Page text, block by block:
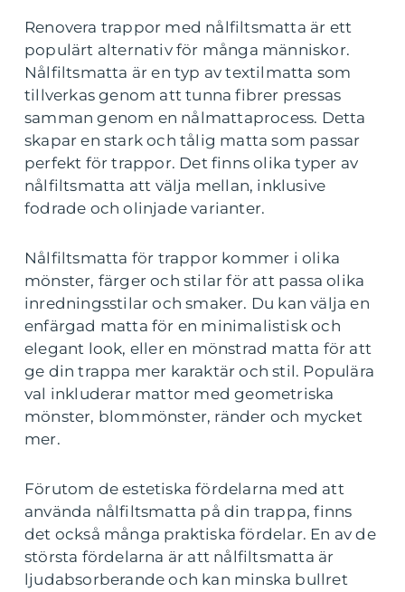
Renovera trappor med nålfiltsmatta är ett
populärt alternativ för många människor.
Nålfiltsmatta är en typ av textilmatta som
tillverkas genom att tunna fibrer pressas
samman genom en nålmattaprocess. Detta
skapar en stark och tålig matta som passar
perfekt för trappor. Det finns olika typer av
nålfiltsmatta att välja mellan, inklusive
fodrade och olinjade varianter.
Nålfiltsmatta för trappor kommer i olika
mönster, färger och stilar för att passa olika
inredningsstilar och smaker. Du kan välja en
enfärgad matta för en minimalistisk och
elegant look, eller en mönstrad matta för att
ge din trappa mer karaktär och stil. Populära
val inkluderar mattor med geometriska
mönster, blommönster, ränder och mycket
mer.
Förutom de estetiska fördelarna med att
använda nålfiltsmatta på din trappa, finns
det också många praktiska fördelar. En av de
största fördelarna är att nålfiltsmatta är
ljudabsorberande och kan minska bullret